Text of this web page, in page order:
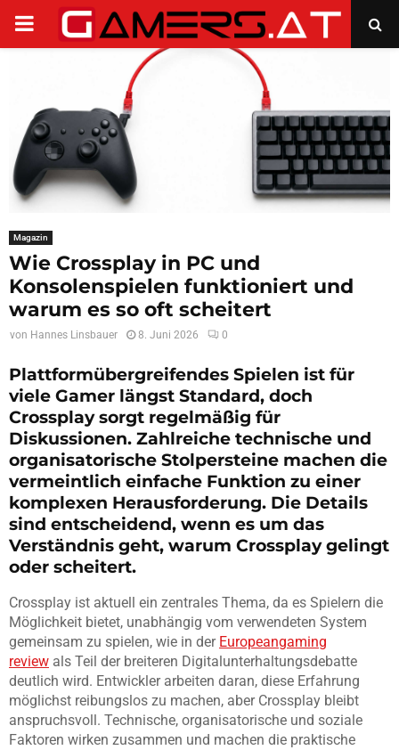
PRIMARY
Magazin
Wie Crossplay in PC und
Konsolenspielen funktioniert und
warum es so oft scheitert
von Hannes Linsbauer 8. Juni 2026 0
Plattformübergreifendes Spielen ist für
viele Gamer längst Standard, doch
Crossplay sorgt regelmäßig für
Diskussionen. Zahlreiche technische und
organisatorische Stolpersteine machen die
vermeintlich einfache Funktion zu einer
komplexen Herausforderung. Die Details
sind entscheidend, wenn es um das
Verständnis geht, warum Crossplay gelingt
oder scheitert.
Crossplay ist aktuell ein zentrales Thema, da es Spielern die
Möglichkeit bietet, unabhängig vom verwendeten System
gemeinsam zu spielen, wie in der Europeangaming
review als Teil der breiteren Digitalunterhaltungsdebatte
deutlich wird. Entwickler arbeiten daran, diese Erfahrung
möglichst reibungslos zu machen, aber Crossplay bleibt
anspruchsvoll. Technische, organisatorische und soziale
Faktoren wirken zusammen und machen die praktische